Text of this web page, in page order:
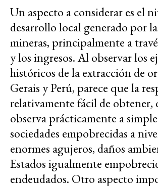
Un aspecto a considerar es el
desarrollo local generado por
mineras, principalmente a
y los ingresos. Al observar los
históricos de la extracción de
Gerais y Perú, parece que la
relativamente fácil de obtener,
observa prácticamente a
sociedades empobrecidas a
enormes agujeros, daños
Estados igualmente
endeudados. Otro aspecto